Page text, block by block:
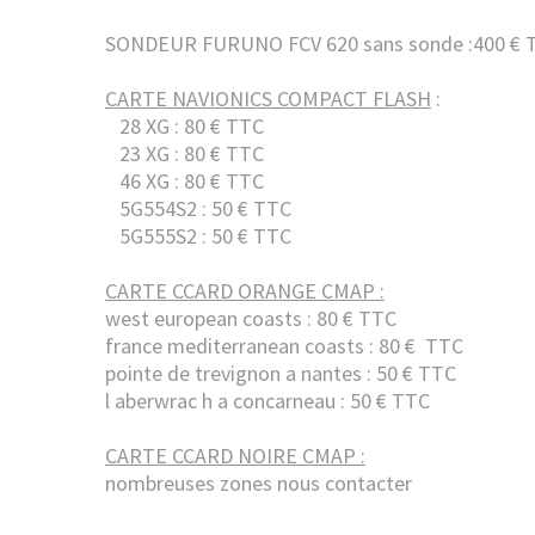
SONDEUR FURUNO FCV 620 sans sonde :400 €
CARTE NAVIONICS COMPACT FLASH :
28 XG : 80 € TTC
23 XG : 80 € TTC
46 XG : 80 € TTC
5G554S2 : 50 € TTC
5G555S2 : 50 € TTC
CARTE CCARD ORANGE CMAP :
west european coasts : 80 € TTC
france mediterranean coasts : 80 € TTC
pointe de trevignon a nantes : 50 € TTC
l aberwrac h a concarneau : 50 € TTC
CARTE CCARD NOIRE CMAP :
nombreuses zones nous contacter